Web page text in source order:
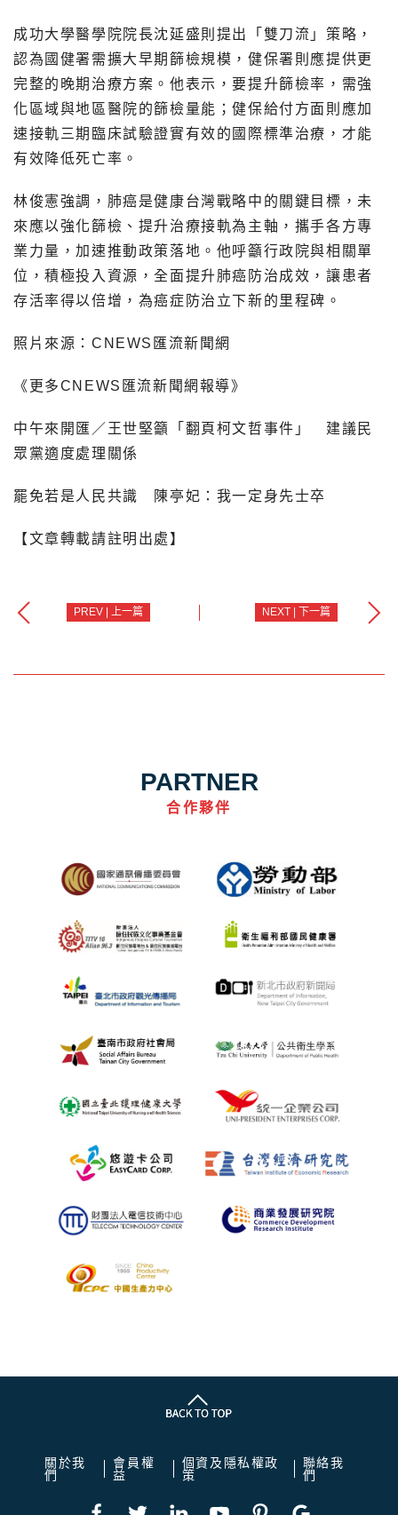
成功大學醫學院院長沈延盛則提出「雙刀流」策略，
認為國健署需擴大早期篩檢規模，健保署則應提供更
完整的晚期治療方案。他表示，要提升篩檢率，需強
化區域與地區醫院的篩檢量能；健保給付方面則應加
速接軌三期臨床試驗證實有效的國際標準治療，才能
有效降低死亡率。
林俊憲強調，肺癌是健康台灣戰略中的關鍵目標，未
來應以強化篩檢、提升治療接軌為主軸，攜手各方專
業力量，加速推動政策落地。他呼籲行政院與相關單
位，積極投入資源，全面提升肺癌防治成效，讓患者
存活率得以倍增，為癌症防治立下新的里程碑。
照片來源：CNEWS匯流新聞網
《更多CNEWS匯流新聞網報導》
中午來開匯／王世堅籲「翻頁柯文哲事件」 建議民
眾黨適度處理關係
罷免若是人民共識 陳亭妃：我一定身先士卒
【文章轉載請註明出處】
PREV | 上一篇 NEXT | 下一篇
PARTNER
合作夥伴
關於我
們
會員權
益
個資及隱私權政
策
聯絡我
們